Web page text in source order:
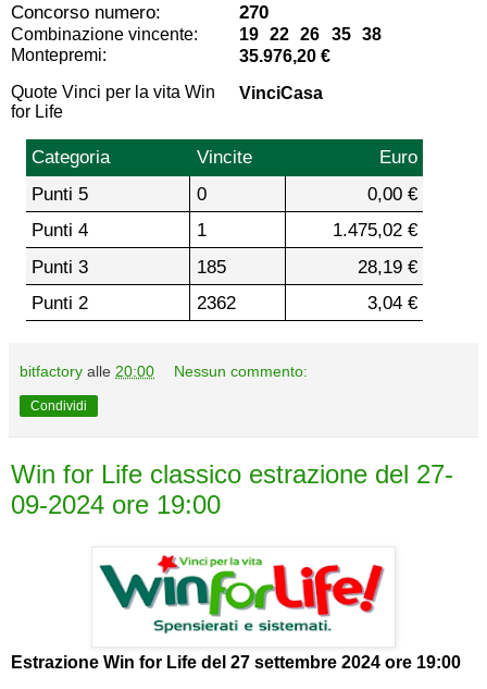
Concorso numero: 270
Combinazione vincente:
19 22 26 35 38
Montepremi:
35.976,20 €
Quote Vinci per la vita Win
for Life
VinciCasa
Categoria Vincite
Euro
Punti 5
0
0,00 €
Punti 4
1
1.475,02 €
Punti 3
185
28,19 €
Punti 2
2362 3,04 €
bitfactory alle 20:00 Nessun commento:
Condividi
Win for Life classico estrazione del 27-
09-2024 ore 19:00
Estrazione Win for Life del 27 settembre 2024 ore 19:00